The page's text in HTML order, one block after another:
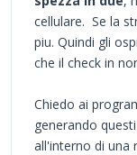
cellulare. Se la
piu. Quindi gli
che il check in
Chiedo ai
generando
all'interno di una